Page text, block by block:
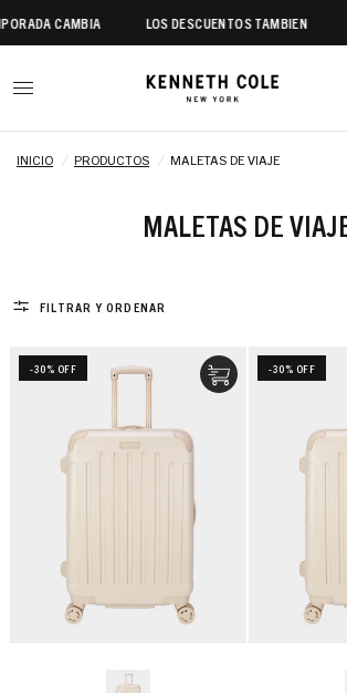
CAMBIA LOS DESCUENTOS TAMBIEN
INICIO / PRODUCTOS / MALETAS DE VIAJE
MALETAS DE
FILTRAR Y ORDENAR
-30% OFF -30% OFF